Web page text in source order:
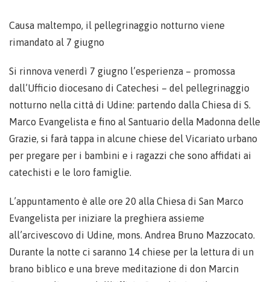
Causa maltempo, il pellegrinaggio notturno viene
rimandato al 7 giugno
Si rinnova venerdì 7 giugno l’esperienza – promossa
dall’Ufficio diocesano di Catechesi – del pellegrinaggio
notturno nella città di Udine: partendo dalla Chiesa di S.
Marco Evangelista e fino al Santuario della Madonna delle
Grazie, si farà tappa in alcune chiese del Vicariato urbano
per pregare per i bambini e i ragazzi che sono affidati ai
catechisti e le loro famiglie.
L’appuntamento è alle ore 20 alla Chiesa di San Marco
Evangelista per iniziare la preghiera assieme
all’arcivescovo di Udine, mons. Andrea Bruno Mazzocato.
Durante la notte ci saranno 14 chiese per la lettura di un
brano biblico e una breve meditazione di don Marcin